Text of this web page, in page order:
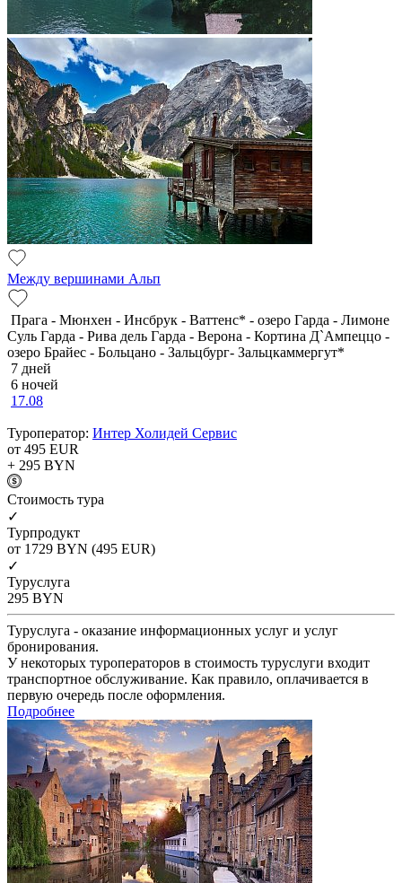
Между вершинами Альп
Прага - Мюнхен - Инсбрук - Ваттенс* - озеро Гарда - Лимоне
Суль Гарда - Рива дель Гарда - Верона - Кортина Д`Ампеццо -
озеро Брайес - Больцано - Зальцбург- Зальцкаммергут*
7 дней
6 ночей
17.08
Туроператор: Интер Холидей Сервис
от 495 EUR
+ 295 BYN
Cтоимость тура
✓
Турпродукт
от 1729 BYN (495 EUR)
✓
Туруслуга
295 BYN
Туруслуга - оказание информационных услуг и услуг
бронирования.
У некоторых туроператоров в стоимость туруслуги входит
транспортное обслуживание. Как правило, оплачивается в
первую очередь после оформления.
Подробнее